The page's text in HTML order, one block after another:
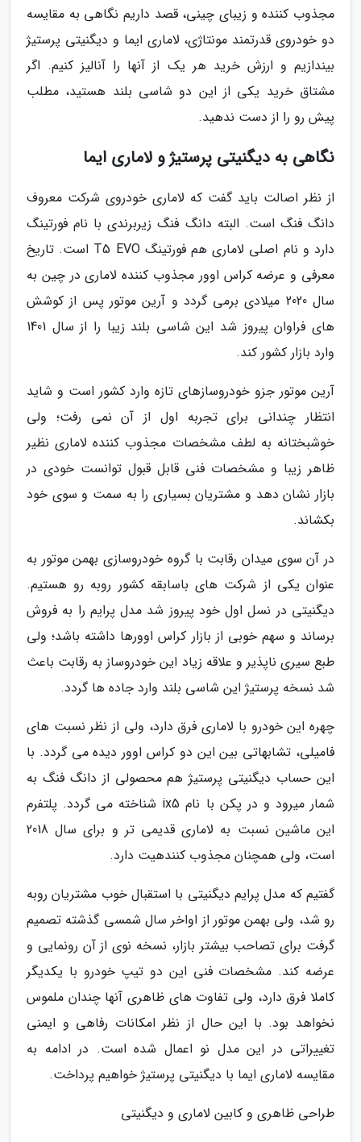
مجذوب کننده و زیبای چینی، قصد داریم نگاهی به مقایسه
دو خودروی قدرتمند مونتاژی، لاماری ایما و دیگنیتی پرستیژ
بیندازیم و ارزش خرید هر یک از آنها را آنالیز کنیم. اگر
مشتاق خرید یکی از این دو شاسی بلند هستید، مطلب
پیش رو را از دست ندهید.
نگاهی به دیگنیتی پرستیژ و لاماری ایما
از نظر اصالت باید گفت که لاماری خودروی شرکت معروف
دانگ فنگ است. البته دانگ فنگ زیربرندی با نام فورتینگ
دارد و نام اصلی لاماری هم فورتینگ T5 EVO است. تاریخ
معرفی و عرضه کراس اوور مجذوب کننده لاماری در چین به
سال 2020 میلادی برمی گردد و آرین موتور پس از کوشش
های فراوان پیروز شد این شاسی بلند زیبا را از سال 1401
وارد بازار کشور کند.
آرین موتور جزو خودروسازهای تازه وارد کشور است و شاید
انتظار چندانی برای تجربه اول از آن نمی رفت؛ ولی
خوشبختانه به لطف مشخصات مجذوب کننده لاماری نظیر
ظاهر زیبا و مشخصات فنی قابل قبول توانست خودی در
بازار نشان دهد و مشتریان بسیاری را به سمت و سوی خود
بکشاند.
در آن سوی میدان رقابت با گروه خودروسازی بهمن موتور به
عنوان یکی از شرکت های باسابقه کشور روبه رو هستیم.
دیگنیتی در نسل اول خود پیروز شد مدل پرایم را به فروش
برساند و سهم خوبی از بازار کراس اوورها داشته باشد؛ ولی
طبع سیری ناپذیر و علاقه زیاد این خودروساز به رقابت باعث
شد نسخه پرستیژ این شاسی بلند وارد جاده ها گردد.
چهره این خودرو با لاماری فرق دارد، ولی از نظر نسبت های
فامیلی، تشابهاتی بین این دو کراس اوور دیده می گردد. با
این حساب دیگنیتی پرستیژ هم محصولی از دانگ فنگ به
شمار میرود و در پکن با نام ix5 شناخته می گردد. پلتفرم
این ماشین نسبت به لاماری قدیمی تر و برای سال 2018
است، ولی همچنان مجذوب کنندهیت دارد.
گفتیم که مدل پرایم دیگنیتی با استقبال خوب مشتریان روبه
رو شد، ولی بهمن موتور از اواخر سال شمسی گذشته تصمیم
گرفت برای تصاحب بیشتر بازار، نسخه نوی از آن رونمایی و
عرضه کند. مشخصات فنی این دو تیپ خودرو با یکدیگر
کاملا فرق دارد، ولی تفاوت های ظاهری آنها چندان ملموس
نخواهد بود. با این حال از نظر امکانات رفاهی و ایمنی
تغییراتی در این مدل نو اعمال شده است. در ادامه به
مقایسه لاماری ایما با دیگنیتی پرستیژ خواهیم پرداخت.
طراحی ظاهری و کابین لاماری و دیگنیتی